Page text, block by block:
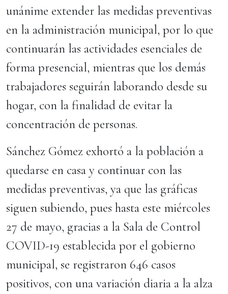
unánime extender las medidas preventivas
en la administración municipal, por lo que
continuarán las actividades esenciales de
forma presencial, mientras que los demás
trabajadores seguirán laborando desde su
hogar, con la finalidad de evitar la
concentración de personas.
Sánchez Gómez exhortó a la población a
quedarse en casa y continuar con las
medidas preventivas, ya que las gráficas
siguen subiendo, pues hasta este miércoles
27 de mayo, gracias a la Sala de Control
COVID-19 establecida por el gobierno
municipal, se registraron 646 casos
positivos, con una variación diaria a la alza